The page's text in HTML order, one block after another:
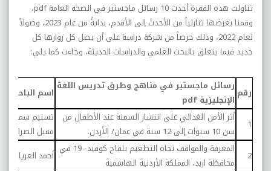
تناولت هذه الفقرة أحدث 10 رسائل ماجستير في الصحة العامة pdf،
وقمنا بعرضها تنازلياً من الأحدث إلى الأقدم، بدايةً من عام 2023، وصولاً
لعام 2022، وذلك حرصاً من شركة دراسة على أن يصل كل زوارها كل
جديد فيما يتعلق بالبحث العلمي والدراسات الحديثة، وجاءت كما يلي:
رقم رسائل ماجستير في مناهج وطرق تدريس اللغة
الإنجليزية pdf اسم الباحث
1
أثر الأمن الغذائي على انتشار السمنة عند الأطفال من
سن 10 سنوات إلى 12 سنة في عمان/ الأردن.
تسنيم سميح
مقبل الصرايرة
2
المعرفة والمواقف تجاه التطعيم بلقاح كوفيد- 19 في
محافظة اربد، المملكة الأردنية الهاشمية
أحمد العريان